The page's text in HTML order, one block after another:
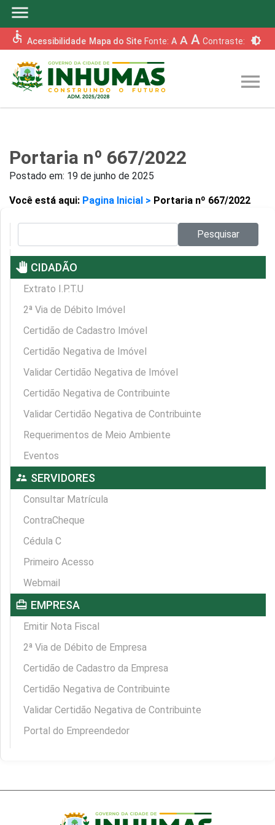
menu
accessible Acessibilidade Mapa do Site Fonte: A A A Contraste: brightness_6
menu
Portaria nº 667/2022
Postado em: 19 de junho de 2025
Você está aqui: Pagina Inicial > Portaria nº 667/2022
Pesquisar
pan_tool CIDADÃO
Extrato I.P.T.U
2ª Via de Débito Imóvel
Certidão de Cadastro Imóvel
Certidão Negativa de Imóvel
Validar Certidão Negativa de Imóvel
Certidão Negativa de Contribuinte
Validar Certidão Negativa de Contribuinte
Requerimentos de Meio Ambiente
Eventos
supervisor_account SERVIDORES
Consultar Matrícula
ContraCheque
Cédula C
Primeiro Acesso
Webmail
card_travel EMPRESA
Emitir Nota Fiscal
2ª Via de Débito de Empresa
Certidão de Cadastro da Empresa
Certidão Negativa de Contribuinte
Validar Certidão Negativa de Contribuinte
Portal do Empreendedor